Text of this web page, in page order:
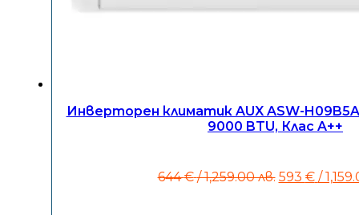
Инверторен климатик AUX ASW-
9000 BTU, Клас A++
644€ / 1,259.00 лв. Original
593 € /